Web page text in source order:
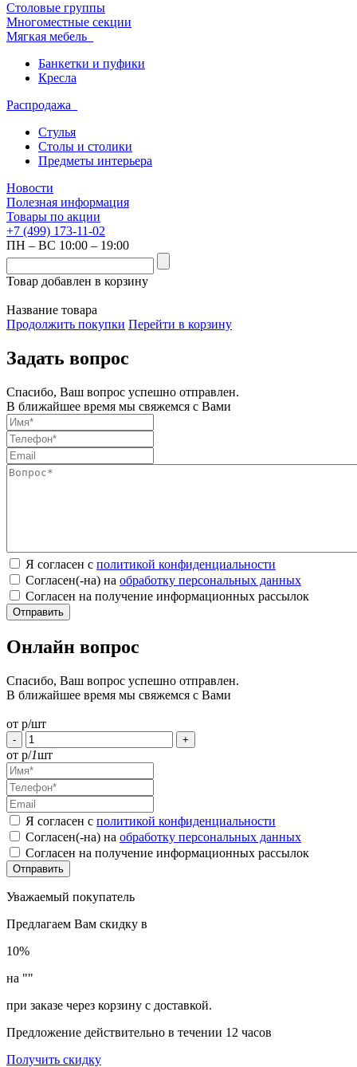
Столовые группы
Многоместные секции
Мягкая мебель
Банкетки и пуфики
Кресла
Распродажа
Стулья
Столы и столики
Предметы интерьера
Новости
Полезная информация
Товары по акции
+7 (499) 173-11-02
ПН – ВС 10:00 – 19:00
Товар добавлен в корзину
Название товара
Продолжить покупки Перейти в корзину
Задать вопрос
Спасибо, Ваш вопрос успешно отправлен.
В ближайшее время мы свяжемся с Вами
Я согласен с политикой конфиденциальности
Согласен(-на) на обработку персональных данных
Согласен на получение информационных рассылок
Онлайн вопрос
Спасибо, Ваш вопрос успешно отправлен.
В ближайшее время мы свяжемся с Вами
от р/шт
- +
от р/1шт
Я согласен с политикой конфиденциальности
Согласен(-на) на обработку персональных данных
Согласен на получение информационных рассылок
Уважаемый покупатель
Предлагаем Вам скидку в
10%
на ""
при заказе через корзину с доставкой.
Предложение действительно в течении 12 часов
Получить скидку